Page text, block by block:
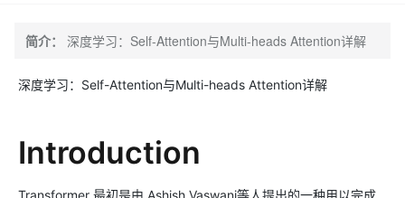
简介： 深度学习：Self-Attention与Multi-heads Attention详解
深度学习：Self-Attention与Multi-heads Attention详解
Introduction
Transformer 最初是由 Ashish Vaswani等人提出的一种用以完成